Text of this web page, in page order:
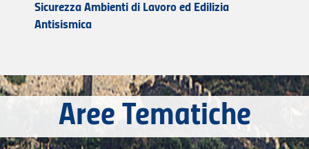
Sicurezza Ambienti di Lavoro ed Edilizia
Antisismica
Aree Tematiche